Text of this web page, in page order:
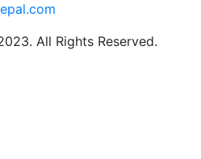
All Rights Reserved.